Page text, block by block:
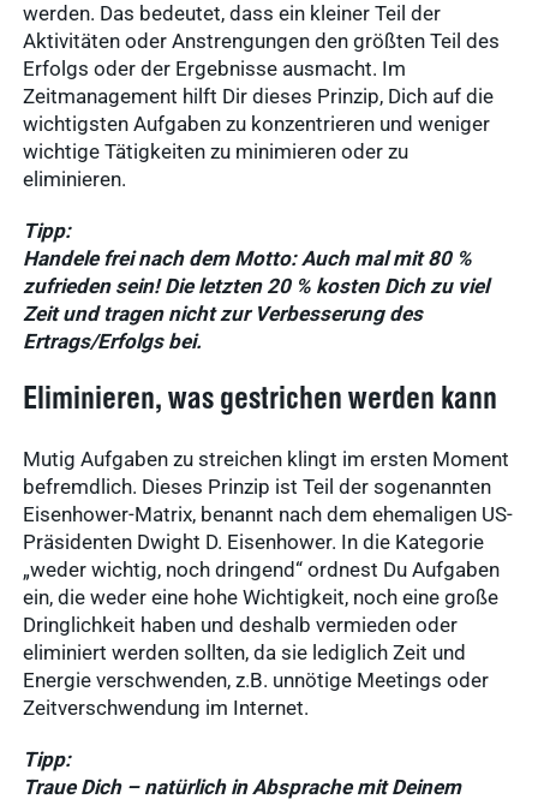
werden. Das bedeutet, dass ein kleiner Teil der
Aktivitäten oder Anstrengungen den größten Teil des
Erfolgs oder der Ergebnisse ausmacht. Im
Zeitmanagement hilft Dir dieses Prinzip, Dich auf die
wichtigsten Aufgaben zu konzentrieren und weniger
wichtige Tätigkeiten zu minimieren oder zu
eliminieren.
Tipp:
Handele frei nach dem Motto: Auch mal mit 80 %
zufrieden sein! Die letzten 20 % kosten Dich zu viel
Zeit und tragen nicht zur Verbesserung des
Ertrags/Erfolgs bei.
Eliminieren, was gestrichen werden kann
Mutig Aufgaben zu streichen klingt im ersten Moment
befremdlich. Dieses Prinzip ist Teil der sogenannten
Eisenhower-Matrix, benannt nach dem ehemaligen US-
Präsidenten Dwight D. Eisenhower. In die Kategorie
„weder wichtig, noch dringend“ ordnest Du Aufgaben
ein, die weder eine hohe Wichtigkeit, noch eine große
Dringlichkeit haben und deshalb vermieden oder
eliminiert werden sollten, da sie lediglich Zeit und
Energie verschwenden, z.B. unnötige Meetings oder
Zeitverschwendung im Internet.
Tipp:
Traue Dich – natürlich in Absprache mit Deinem